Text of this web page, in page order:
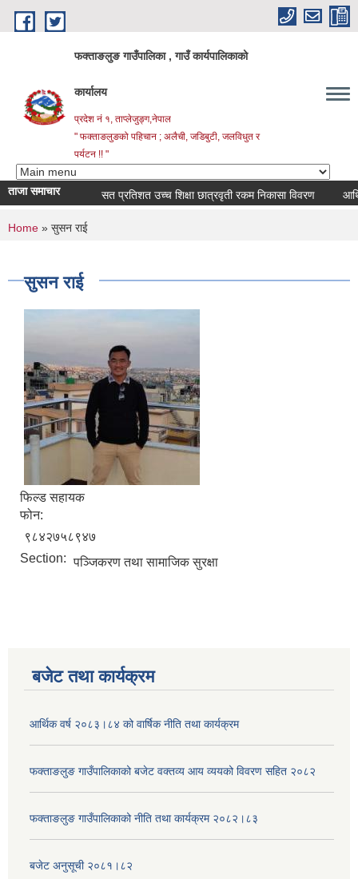
Skip to main content
फक्ताङलुङ गाउँपालिका , गाउँ कार्यपालिकाको
कार्यालय
प्रदेश नं १, ताप्लेजुङ्ग,नेपाल
" फक्ताङलुङको पहिचान ; अलैची, जडिबुटी, जलविधुत र
पर्यटन !! "
ताजा समाचार सत प्रतिशत उच्च शिक्षा छात्रवृती रकम निकासा विवरण आर्थिक
You are here
Home » सुसन राई
सुसन राई
फिल्ड सहायक
फोन:
९८४२७५८९४७
Section: पञ्जिकरण तथा सामाजिक सुरक्षा
बजेट तथा कार्यक्रम
आर्थिक वर्ष २०८३।८४ को वार्षिक नीति तथा कार्यक्रम
फक्ताङलुङ गाउँपालिकाको बजेट वक्तव्य आय व्ययको विवरण सहित २०८२
फक्ताङलुङ गाउँपालिकाको नीति तथा कार्यक्रम २०८२।८३
बजेट अनुसूची २०८१।८२